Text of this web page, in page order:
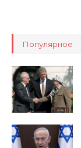
Популярное